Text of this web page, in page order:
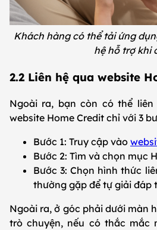
Khách hàng có thể tải ứng
hệ hỗ trợ khi
2.2 Liên hệ qua website
Ngoài ra, bạn còn có thể
website Home Credit chỉ với 3
Bước 1: Truy cập vào
Bước 2: Tìm và chọn mục
Bước 3: Chọn hình thức
thường gặp để tự giải đáp
Ngoài ra, ở góc phải dưới màn
trò chuyện, nếu có thắc mắc